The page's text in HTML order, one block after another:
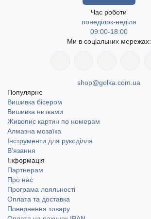
Час роботи
понеділок-неділя
09:00-18:00
Ми в соціальних мережах:
shop@golka.com.ua
Популярне
Вишивка бісером
Вишивка нитками
Живопис картин по номерам
Алмазна мозаїка
Інструменти для рукоділля
В'язання
Інформація
Партнерам
Про нас
Програма лояльності
Оплата та доставка
Повернення товару